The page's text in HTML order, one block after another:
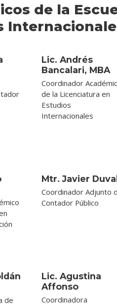
de la
Lic. Andrés
Bancalari, MBA
Coordinador
de la Licenciatura en
Estudios
Internacionales
Mtr. Javier Duval
Coordinador Adjunto
Contador Público
de
Lic. Agustina
Affonso
Coordinadora